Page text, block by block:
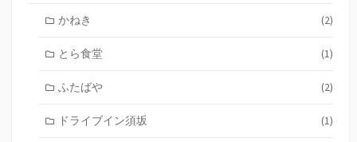
かねき (2)
とら食堂 (1)
ふたばや (2)
ドライブイン須坂 (1)